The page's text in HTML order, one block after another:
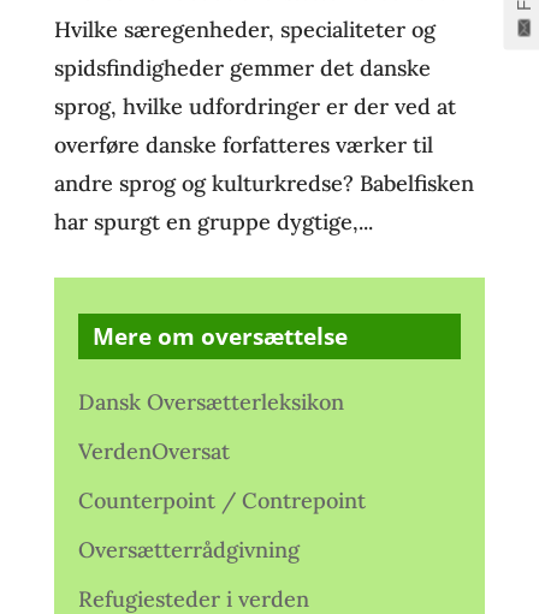
Hvilke særegenheder, specialiteter og
spidsfindigheder gemmer det danske
sprog, hvilke udfordringer er der ved at
overføre danske forfatteres værker til
andre sprog og kulturkredse? Babelfisken
har spurgt en gruppe dygtige,...
Mere om oversættelse
Dansk Oversætterleksikon
VerdenOversat
Counterpoint / Contrepoint
Oversætterrådgivning
Refugiesteder i verden